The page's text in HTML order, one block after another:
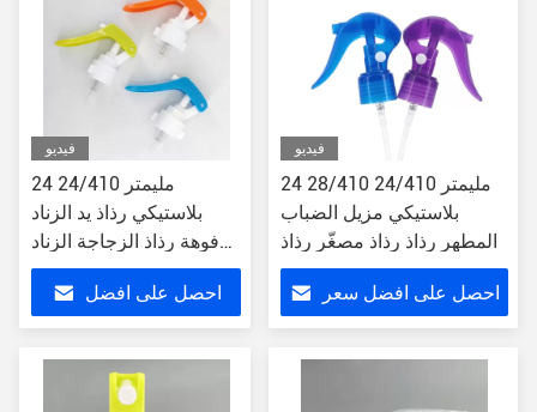
فيديو
24 مليمتر 24/410
بلاستيكي رذاذ يد الزناد
فوهة رذاذ الزجاجة الزناد
للحديقة
احصل على افضل
فيديو
24 مليمتر 24/410 28/410
بلاستيكي مزيل الضباب
المطهر رذاذ رذاذ مصغّر رذاذ
احصل على افضل سعر